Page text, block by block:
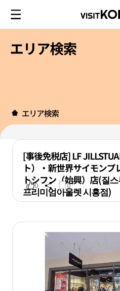
エリア検索
エリア検索
[事後免税店] LF
ト）・新世界サイモン
トシフン（始興）店(질
프리미엄아울렛 시흥점)
0 0